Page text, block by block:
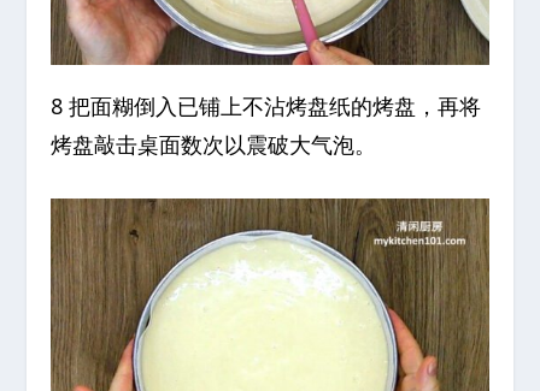
8 把面糊倒入已铺上不沾烤盘纸的烤盘，再将
烤盘敲击桌面数次以震破大气泡。